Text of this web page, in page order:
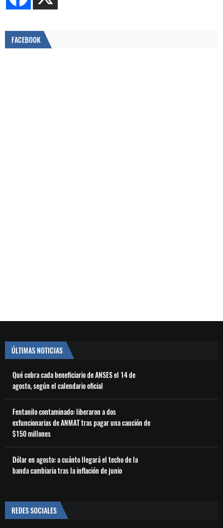
FACEBOOK
ÚLTIMAS NOTICIAS
Qué cobra cada beneficiario de ANSES el 14 de
agosto, según el calendario oficial
Fentanilo contaminado: liberaron a dos
exfuncionarias de ANMAT tras pagar una caución de
$150 millones
Dólar en agosto: a cuánto llegará el techo de la
banda cambiaria tras la inflación de junio
REDES SOCIALES